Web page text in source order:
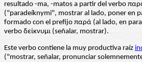
resultado -ma, -matos a partir del verbo
("paradeíknymi", mostrar al lado, poner en
formado con el prefijo παρά (al lado, en
verbo δείκνυμι (señalar, mostrar).
Este verbo contiene la muy productiva raíz
("mostrar, señalar, pronunciar